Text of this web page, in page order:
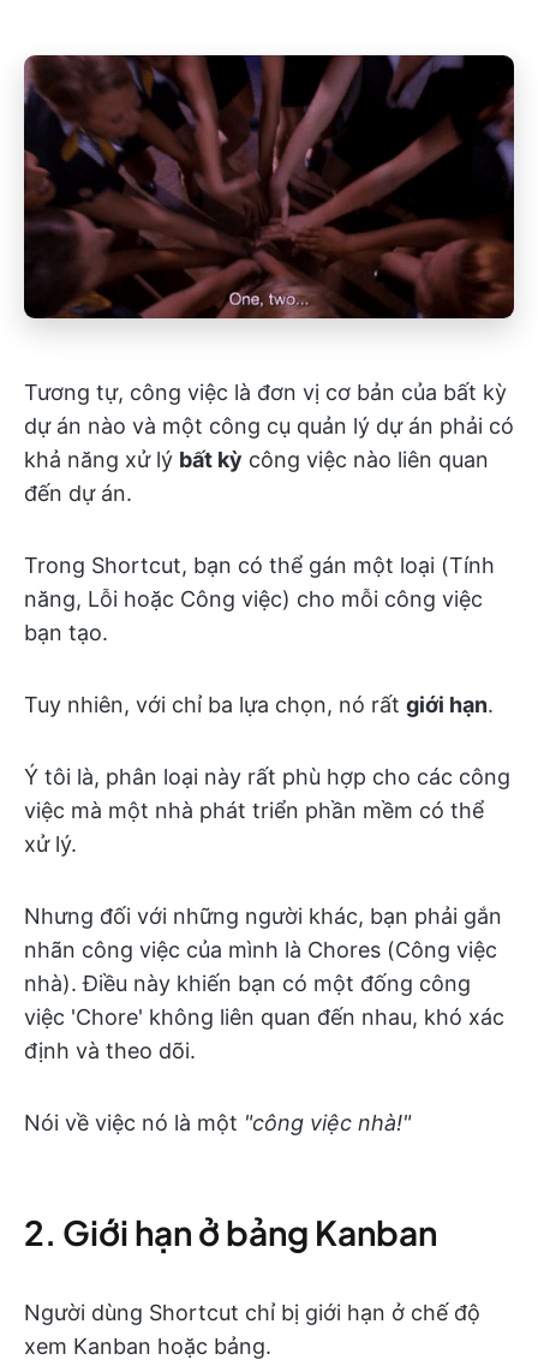
Tương tự, công việc là đơn vị cơ bản của bất kỳ
dự án nào và một công cụ quản lý dự án phải có
khả năng xử lý bất kỳ công việc nào liên quan
đến dự án.
Trong Shortcut, bạn có thể gán một loại (Tính
năng, Lỗi hoặc Công việc) cho mỗi công việc
bạn tạo.
Tuy nhiên, với chỉ ba lựa chọn, nó rất giới hạn.
Ý tôi là, phân loại này rất phù hợp cho các công
việc mà một nhà phát triển phần mềm có thể
xử lý.
Nhưng đối với những người khác, bạn phải gắn
nhãn công việc của mình là Chores (Công việc
nhà). Điều này khiến bạn có một đống công
việc 'Chore' không liên quan đến nhau, khó xác
định và theo dõi.
Nói về việc nó là một "công việc nhà!"
2. Giới hạn ở bảng Kanban
Người dùng Shortcut chỉ bị giới hạn ở chế độ
xem Kanban hoặc bảng.